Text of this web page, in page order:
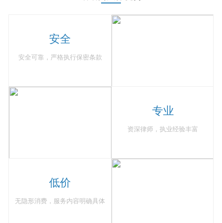
安全
安全可靠，严格执行保密条款
专业
资深律师，执业经验丰富
低价
无隐形消费，服务内容明确具体